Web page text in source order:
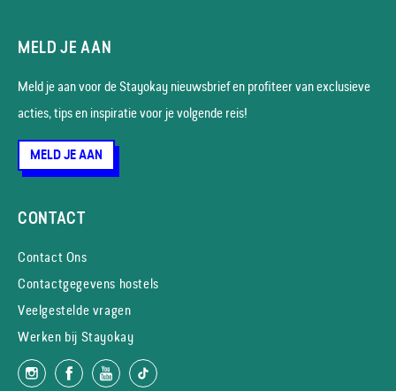
MELD JE AAN
Meld je aan voor de Stayokay nieuws­brief en profiteer van exclusieve
acties, tips en inspiratie voor je volgende reis!
MELD JE AAN
CONTACT
Contact Ons
Contactgegevens hostels
Veelgestelde vragen
Werken bij Stayokay